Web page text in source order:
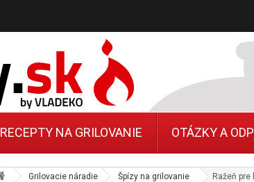
Grilovacie náradie Špízy na grilovanie Ražeň
RECEPTY NA GRILOVANIE OTÁZKY A